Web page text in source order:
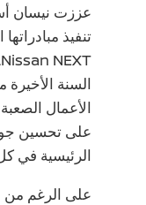
عززت نيسان
تنفيذ
السنة
الأعمال
على تحسين
الرئيسية في
على الرغم من